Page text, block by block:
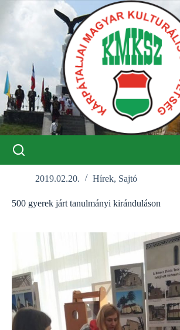
2019.02.20. Hírek, Sajtó
500 gyerek járt tanulmányi kiránduláson